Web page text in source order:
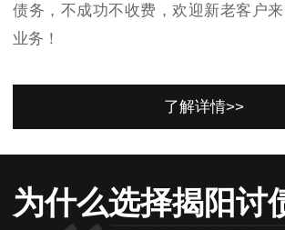
债务，不成功不收费，欢迎新老客户
业务！
了解详情>>
为什么选择揭阳讨